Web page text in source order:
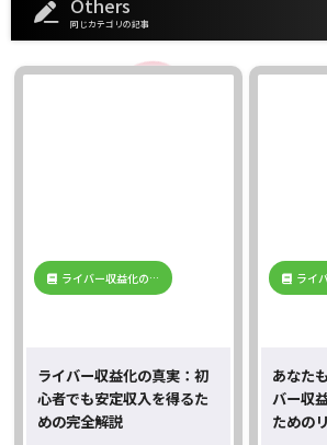
同じカテゴリの記事
ライバー収益化の…
ライバー収益化の真実：初
心者でも安定収入を得るた
めの完全解説
ライ
あなた
バー収
ための